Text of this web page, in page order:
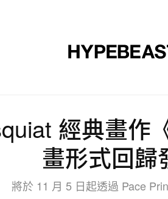
經典畫作
畫形式回歸
將於 11 月 5 日起透過 Pace